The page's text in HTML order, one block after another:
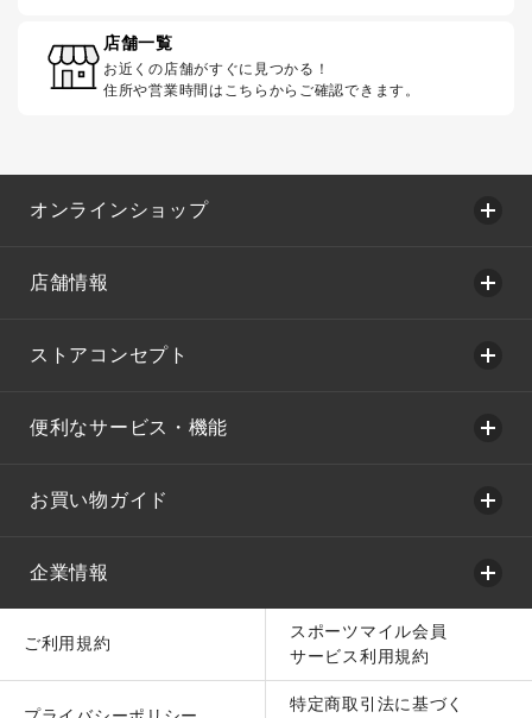
店舗一覧
お近くの店舗がすぐに見つかる！
住所や営業時間はこちらからご確認できます。
オンラインショップ
店舗情報
ストアコンセプト
便利なサービス・機能
お買い物ガイド
企業情報
ご利用規約
スポーツマイル会員
サービス利用規約
特定商取引法に基づく